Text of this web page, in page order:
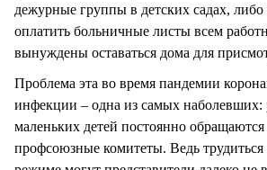
дежурные группы в детских садах,
оплатить больничные листы всем
вынуждены оставаться дома для
Проблема эта во время пандемии
инфекции – одна из самых наболевших:
маленьких детей постоянно
профсоюзные комитеты. Ведь